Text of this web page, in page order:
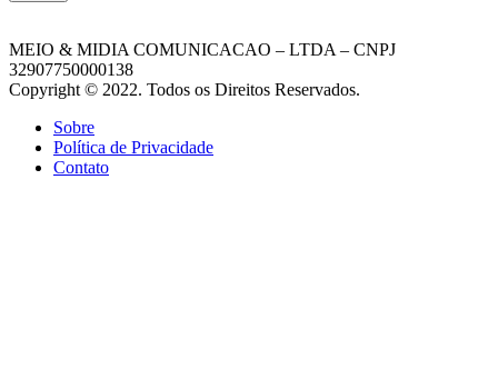
MEIO & MIDIA COMUNICACAO – LTDA – CNPJ
32907750000138
Copyright © 2022. Todos os Direitos Reservados.
Sobre
Política de Privacidade
Contato